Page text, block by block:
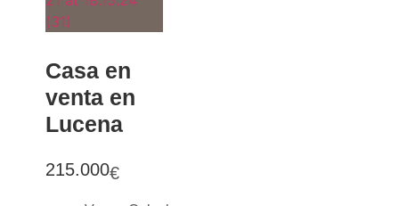
Casa en
venta en
Lucena
215.000€